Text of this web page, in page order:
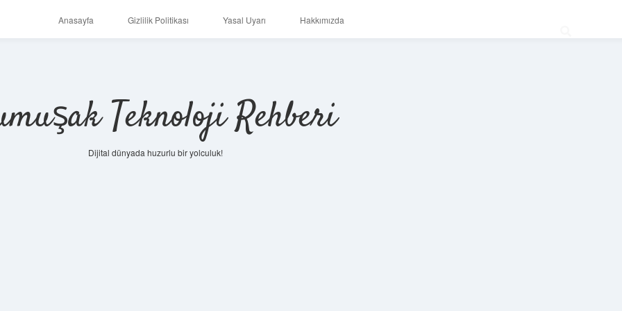
Anasayfa Gizlilik Politikası Yasal Uyarı Hakkımızda
Teknoloji Rehberi
Dijital dünyada huzurlu bir yolculuk!